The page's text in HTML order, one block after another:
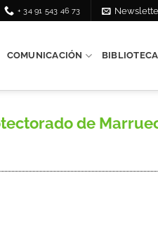
+ 34 91 543 46 73
COMUNICACIÓN BIBLIOTECA
de